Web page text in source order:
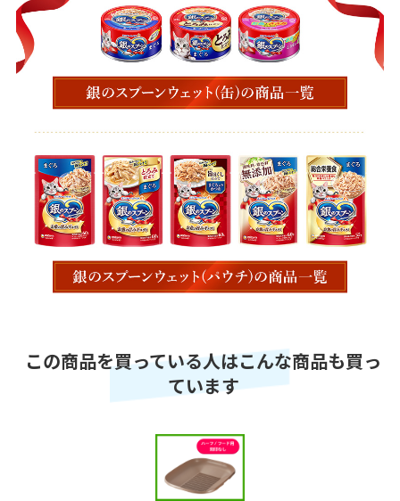
この商品を買っている人はこんな商品も買っ
ています